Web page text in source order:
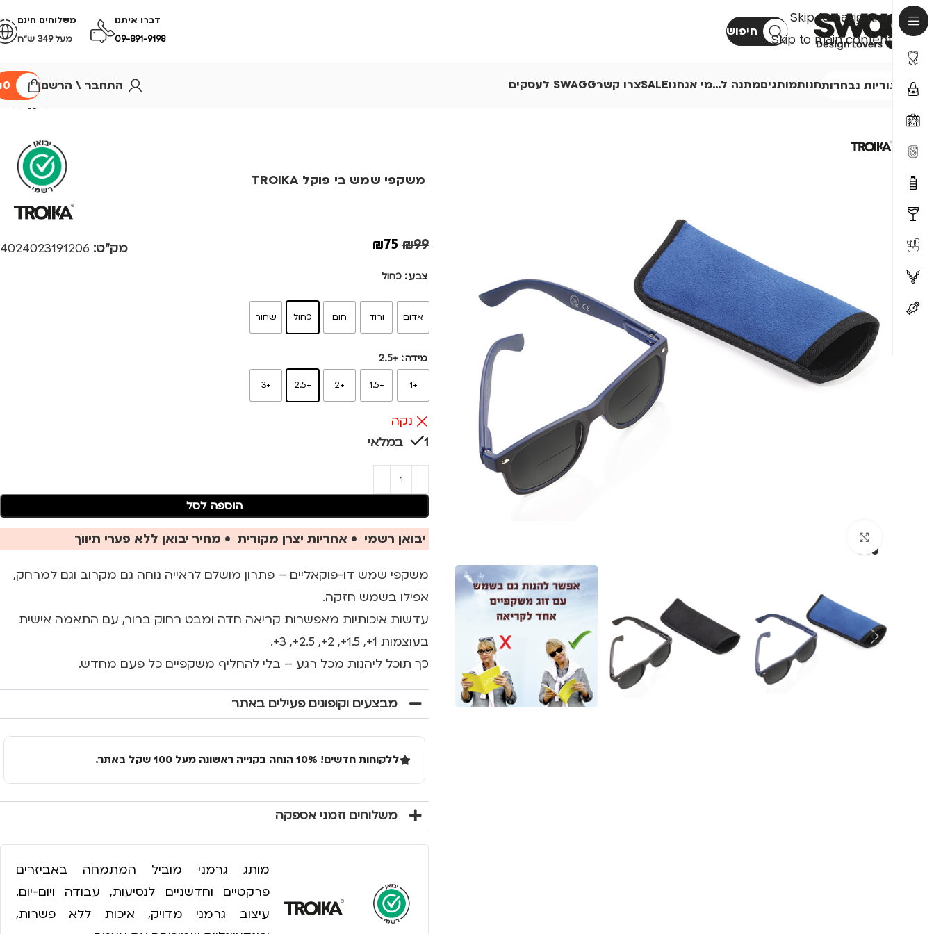
Skip to navigation
Skip to main content
חיפוש
דברו איתנו
09-891-9198
משלוחים חינם
מעל 349 ש״ח
קטגוריות נבחרותחנותמותגיםמתנה ל…מי אנחנוSALEצרו קשרSWAGG לעסקים התחבר \ הרשם 0
משקפי שמש בי פוקל TROIKA
₪99
₪75 מק"ט: 4024023191206
צבע כחול
אדום ורוד חום כחול שחור
מידה +2.5
+1
+1.5
+2
+2.5
+3
נקה
1 במלאי
הוספה לסל
יבואן רשמי • אחריות יצרן מקורית • מחיר יבואן ללא פערי תיווך
משקפי שמש דו-פוקאליים – פתרון מושלם לראייה נוחה גם מקרוב וגם למרחק,
אפילו בשמש חזקה.
עדשות איכותיות מאפשרות קריאה חדה ומבט רחוק ברור, עם התאמה אישית
בעוצמות 1+, 1.5+, 2+, 2.5+, 3+.
כך תוכל ליהנות מכל רגע – בלי להחליף משקפיים כל פעם מחדש.
מבצעים וקופונים פעילים באתר
ללקוחות חדשים! 10% הנחה בקנייה ראשונה מעל 100 שקל באתר.
משלוחים וזמני אספקה
מותג גרמני מוביל המתמחה באביזרים
פרקטיים וחדשניים לנסיעות, עבודה ויום-יום.
עיצוב גרמני מדויק, איכות ללא פשרות,